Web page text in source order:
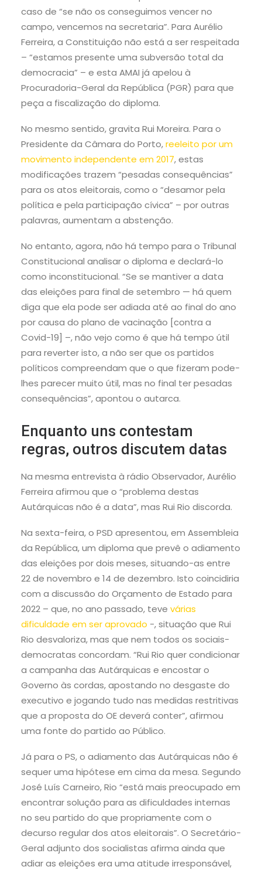
caso de “se não os conseguimos vencer no
campo, vencemos na secretaria”. Para Aurélio
Ferreira, a Constituição não está a ser respeitada
– “estamos presente uma subversão total da
democracia” – e esta AMAI já apelou à
Procuradoria-Geral da República (PGR) para que
peça a fiscalização do diploma.
No mesmo sentido, gravita Rui Moreira. Para o
Presidente da Câmara do Porto,reeleito por um
movimento independente em 2017, estas
modificações trazem “pesadas consequências”
para os atos eleitorais, como o “desamor pela
política e pela participação cívica” – por outras
palavras, aumentam a abstenção.
No entanto, agora, não há tempo para o Tribunal
Constitucional analisar o diploma e declará-lo
como inconstitucional. “Se se mantiver a data
das eleições para final de setembro — há quem
diga que ela pode ser adiada até ao final do ano
por causa do plano de vacinação [contra a
Covid-19] –, não vejo como é que há tempo útil
para reverter isto, a não ser que os partidos
políticos compreendam que o que fizeram pode-
lhes parecer muito útil, mas no final ter pesadas
consequências”, apontou o autarca.
Enquanto uns contestam
regras, outros discutem datas
Na mesma entrevista à rádio Observador, Aurélio
Ferreira afirmou que o “problema destas
Autárquicas não é a data”, mas Rui Rio discorda.
Na sexta-feira, o PSD apresentou, em Assembleia
da República, um diploma que prevê o adiamento
das eleições por dois meses, situando-as entre
22 de novembro e 14 de dezembro. Isto coincidiria
com a discussão do Orçamento de Estado para
2022 – que, no ano passado, teve várias
dificuldade em ser aprovado -, situação que Rui
Rio desvaloriza, mas que nem todos os sociais-
democratas concordam. “Rui Rio quer condicionar
a campanha das Autárquicas e encostar o
Governo às cordas, apostando no desgaste do
executivo e jogando tudo nas medidas restritivas
que a proposta do OE deverá conter”, afirmou
uma fonte do partido ao Público.
Já para o PS, o adiamento das Autárquicas não é
sequer uma hipótese em cima da mesa. Segundo
José Luís Carneiro, Rio “está mais preocupado em
encontrar solução para as dificuldades internas
no seu partido do que propriamente com o
decurso regular dos atos eleitorais”. O Secretário-
Geral adjunto dos socialistas afirma ainda que
adiar as eleições era uma atitude irresponsável,